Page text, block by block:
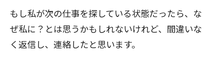
もし私が次の仕事を探している状態だったら、な
ぜ私に？とは思うかもしれないけれど、間違いな
く返信し、連絡したと思います。